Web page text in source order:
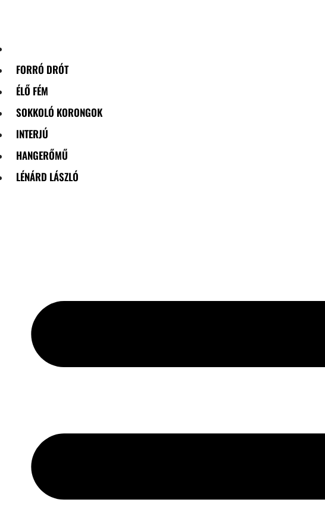
FORRÓ DRÓT
ÉLŐ FÉM
SOKKOLÓ KORONGOK
INTERJÚ
HANGERŐMŰ
LÉNÁRD LÁSZLÓ